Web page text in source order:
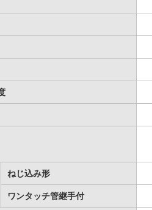
ねじ込み形
ワンタッチ管継手付